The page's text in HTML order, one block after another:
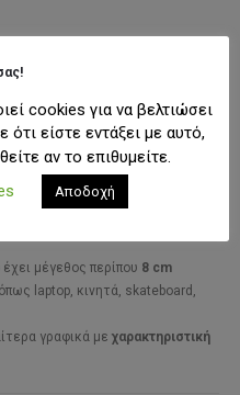
και να
αντικείμενα.
μέγεθος περίπου 8 cm
laptop, κινητά, skateboard,
γραφικά με χαρακτηριστική
cookies για να βελτιώσει
είστε εντάξει με αυτό,
αν το επιθυμείτε.
Αποδοχή